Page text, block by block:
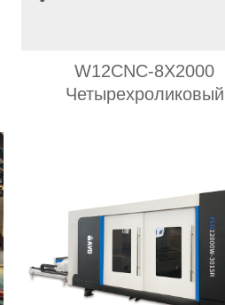
W12CNC-8X2000
Четырехроликовый